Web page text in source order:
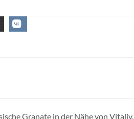
Granate in der Nähe von Vitaliy.